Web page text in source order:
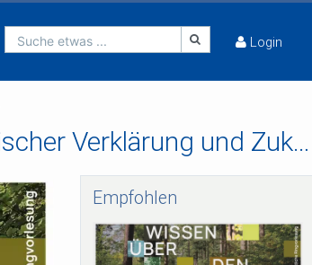
Suche etwas ... Login
Wie viel gestern ist morgen? Unser Wald zwischen historischer Verklärung und Zukunftsfähigkeit.
Empfohlen